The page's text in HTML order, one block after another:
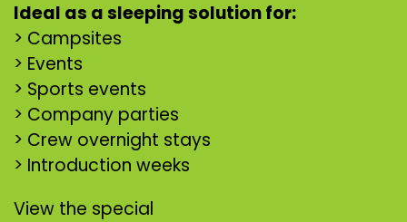
Ideal as a sleeping solution for:
> Campsites
> Events
> Sports events
> Company parties
> Crew overnight stays
> Introduction weeks
View the special